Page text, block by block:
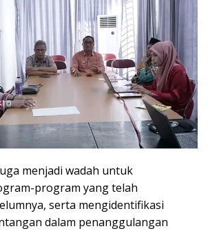
menjadi wadah untuk
program yang telah
serta mengidentifikasi
dalam penanggulangan